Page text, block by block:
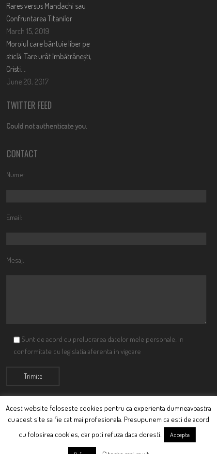
Rares versus Mandachi sau
Confruntarea Titanilor
March 15, 2019
Moroiul care bântuie liber pe
sticlă. Tare urât îmbătrânești,
Cristi….
June 20, 2017
TWITTER FEED
Could not authenticate you.
CONTACT
Nume:
Email:
Mesaj:
Sunt de acord cu prelucrarea datelor mele personale, in
conformitate cu legislatia aferenta in vigoare
© Ciutacu 2015 Parte a Imperiului Ciutacesc.
Acest website foloseste cookies pentru ca experienta dumneavoastra
cu acest site sa fie cat mai profesionala. Presupunem ca esti de acord
cu folosirea cookies, dar poti refuza daca doresti.
Accepta